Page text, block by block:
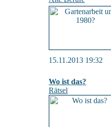
15.11.2013 19:32
Wo ist das?
Rätsel